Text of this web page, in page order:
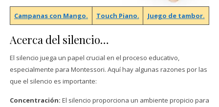
Campanas con Mango. Touch Piano. Juego de tambor.
Acerca del silencio…
El silencio juega un papel crucial en el proceso educativo,
especialmente para Montessori. Aquí hay algunas razones por las
que el silencio es importante:
Concentración: El silencio proporciona un ambiente propicio para